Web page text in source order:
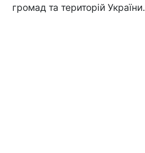
громад та територій України.